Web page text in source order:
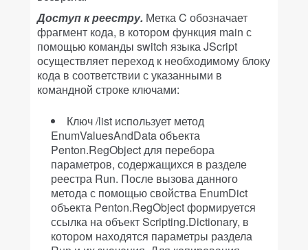
Доступкреестру. Метка C обозначает
фрагмент кода, в котором функция main с
помощью команды switch языка JScript
осуществляет переход к необходимому блоку
кода в соответствии с указанными в
командной строке ключами:
Ключ /list использует метод
EnumValuesAndData объекта
Penton.RegObject для перебора
параметров, содержащихся в разделе
реестра Run. После вызова данного
метода с помощью свойства EnumDict
объекта Penton.RegObject формируется
ссылка на объект Scripting.Dictionary, в
котором находятся параметры раздела